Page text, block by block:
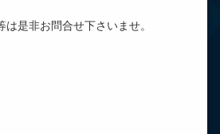
是非お問合せ下さいませ。